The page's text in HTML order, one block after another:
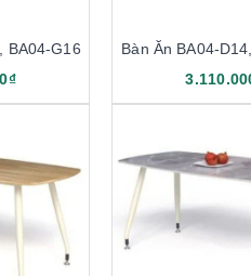
BA04-G16
Bàn Ăn BA04-